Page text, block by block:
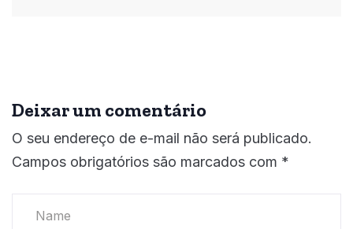
Deixar um comentário
O seu endereço de e-mail não será publicado.
Campos obrigatórios são marcados com *